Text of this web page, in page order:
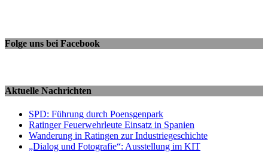
Folge uns bei Facebook
Aktuelle Nachrichten
SPD: Führung durch Poensgenpark
Ratinger Feuerwehrleute Einsatz in Spanien
Wanderung in Ratingen zur Industriegeschichte
„Dialog und Fotografie“: Ausstellung im KIT